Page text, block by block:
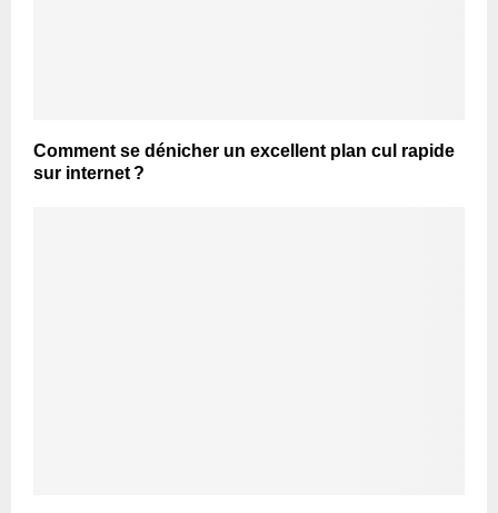
Comment se dénicher un excellent plan cul rapide
sur internet ?